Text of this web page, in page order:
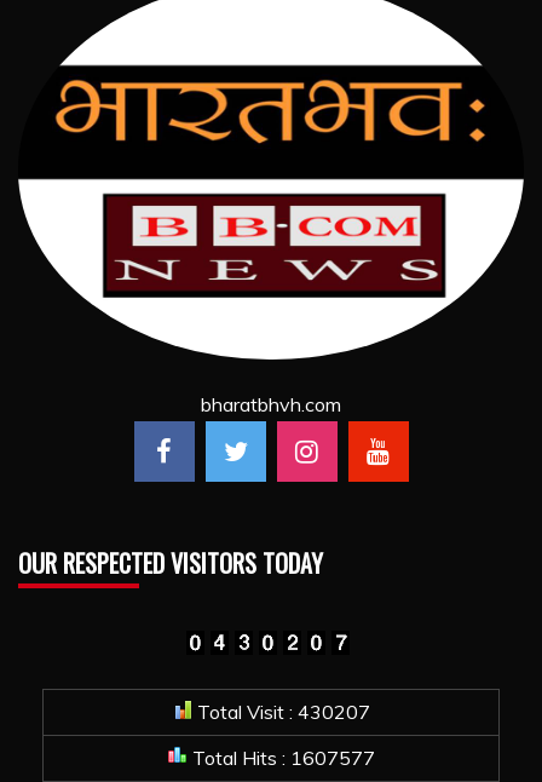
bharatbhvh.com
OUR RESPECTED VISITORS TODAY
Total Visit : 430207
Total Hits : 1607577